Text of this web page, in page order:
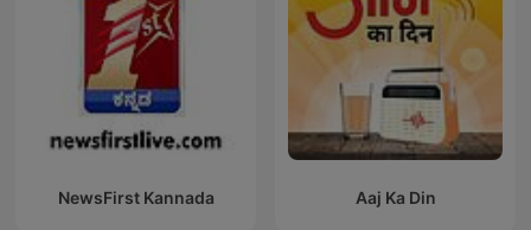
NewsFirst Kannada Aaj Ka Din